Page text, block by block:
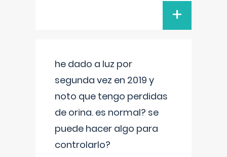
+
he dado a luz por
segunda vez en 2019 y
noto que tengo perdidas
de orina. es normal? se
puede hacer algo para
controlarlo?